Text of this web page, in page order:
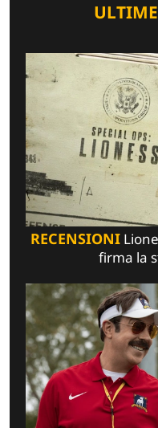
RECENSIONI
firma la